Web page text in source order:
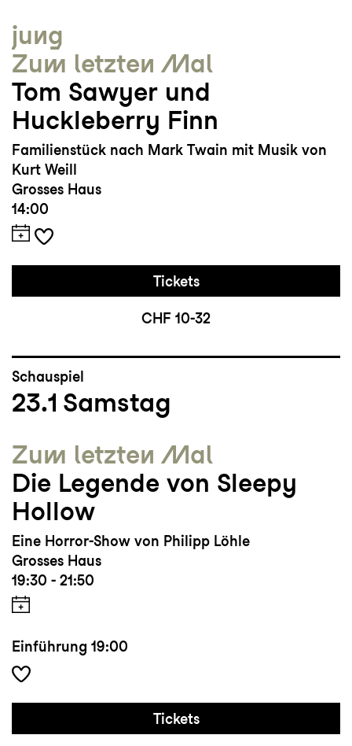
jung
Zum letzten Mal
Tom Sawyer und
Huckleberry Finn
Familienstück nach Mark Twain mit Musik von
Kurt Weill
Grosses Haus
14:00
Tickets
CHF 10-32
Schauspiel
23.1 Samstag
Zum letzten Mal
Die Legende von Sleepy
Hollow
Eine Horror-Show von Philipp Löhle
Grosses Haus
19:30 - 21:50
Einführung 19:00
Tickets